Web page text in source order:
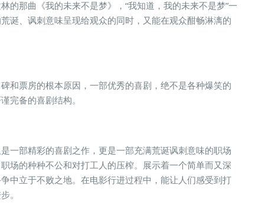
的那曲《我的未来不是梦》，“我知道，我的未来不是梦”一
诞、讽刺意味呈现给观众的同时，又能在观众酣畅淋漓的
和票房的根本原因，一部优秀的喜剧，绝不是各种爆笑的
完备的喜剧结构。
一部精彩的喜剧之作，更是一部充满荒诞讽刺意味的职场
场的种种不公和对打工人的压榨。展示着一个简单而又深
中立于不败之地。在电影行进过程中，能让人们感受到打
。